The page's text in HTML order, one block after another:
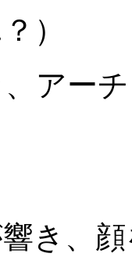
）
アー
き、